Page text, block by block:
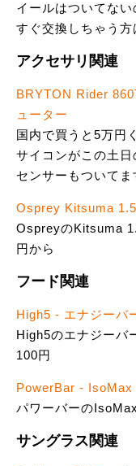
イールはついてな
すぐ交換しちゃう方
アクセサリ関連
BRYTON Rider
ューター
国内で買うと5万円
サイコンがこの土
センサーもついてま
Osprey Kitsuma
OspreyのKitsuma
円から
フード関連
High5 - エナジーバ
High5のエナジーバ
100円
PowerBar - IsoMax
パワーバーの
サングラス関連